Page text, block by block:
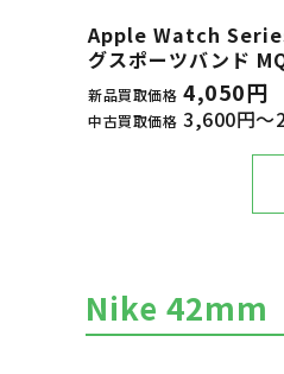
Apple Watch
グスポーツバンド
新品買取価格 4,050円
中古買取価格 3,600円～
Nike 42mm